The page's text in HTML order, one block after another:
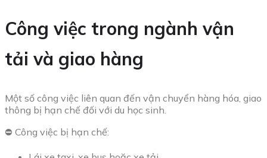
Công việc trong ngành vận
tải và giao hàng
Một số công việc liên quan đến vận chuyển hàng hóa, giao
thông bị hạn chế đối với du học sinh.
⛔ Công việc bị hạn chế: